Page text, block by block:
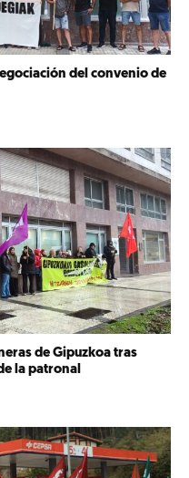
del convenio de
de Gipuzkoa tras
la patronal